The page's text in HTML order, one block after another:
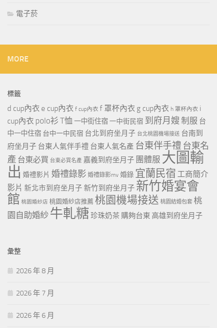
電子菸
MORE
標籤
d cup內衣 e cup內衣 f cup內衣 f 罩杯內衣 g cup內衣 h 罩杯內衣 i
cup內衣 polo衫 T恤 一中街住宿一中街民宿 到府月嫂 制服 台
中一中住宿 台中一中民宿 台北到府坐月子 台北桃園機場接送 台南到
府坐月子 台東人氣伴手禮 台東人氣名產 台東伴手禮 台東名
產 台東必買 台東必買名產 嘉義到府坐月子 團體服 大圖輸
出 婚禮影片 婚禮錄影 婚禮錄影mv 婚錄 宜蘭民宿 工商簡介
影片 新北市到府坐月子 新竹到府坐月子 新竹婚宴會
館 桃園婚紗店 桃園婚紗店推薦 桃園機場接送 桃園結婚包套 桃
園自助婚紗 牛軋糖 珍珠奶茶 購夠台東 高雄到府坐月子
彙整
2026 年 8 月
2026 年 7 月
2026 年 6 月